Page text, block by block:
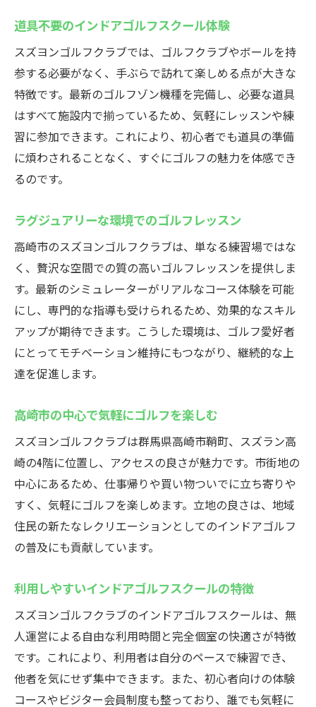
道具不要のインドアゴルフスクール体験
スズヨンゴルフクラブでは、ゴルフクラブやボールを持
参する必要がなく、手ぶらで訪れて楽しめる点が大きな
特徴です。最新のゴルフゾン機種を完備し、必要な道具
はすべて施設内で揃っているため、気軽にレッスンや練
習に参加できます。これにより、初心者でも道具の準備
に煩わされることなく、すぐにゴルフの魅力を体感でき
るのです。
ラグジュアリーな環境でのゴルフレッスン
高崎市のスズヨンゴルフクラブは、単なる練習場ではな
く、贅沢な空間での質の高いゴルフレッスンを提供しま
す。最新のシミュレーターがリアルなコース体験を可能
にし、専門的な指導も受けられるため、効果的なスキル
アップが期待できます。こうした環境は、ゴルフ愛好者
にとってモチベーション維持にもつながり、継続的な上
達を促進します。
高崎市の中心で気軽にゴルフを楽しむ
スズヨンゴルフクラブは群馬県高崎市鞘町、スズラン高
崎の4階に位置し、アクセスの良さが魅力です。市街地の
中心にあるため、仕事帰りや買い物ついでに立ち寄りや
すく、気軽にゴルフを楽しめます。立地の良さは、地域
住民の新たなレクリエーションとしてのインドアゴルフ
の普及にも貢献しています。
利用しやすいインドアゴルフスクールの特徴
スズヨンゴルフクラブのインドアゴルフスクールは、無
人運営による自由な利用時間と完全個室の快適さが特徴
です。これにより、利用者は自分のペースで練習でき、
他者を気にせず集中できます。また、初心者向けの体験
コースやビジター会員制度も整っており、誰でも気軽に